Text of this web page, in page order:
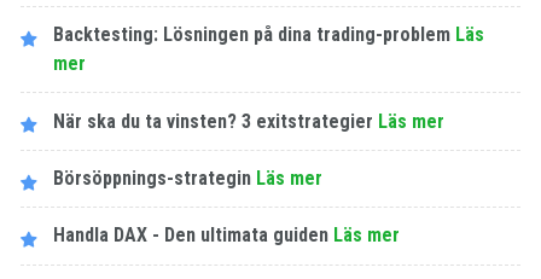
Backtesting: Lösningen på dina trading-problem Läs
mer
När ska du ta vinsten? 3 exitstrategier Läs mer
Börsöppnings-strategin Läs mer
Handla DAX - Den ultimata guiden Läs mer